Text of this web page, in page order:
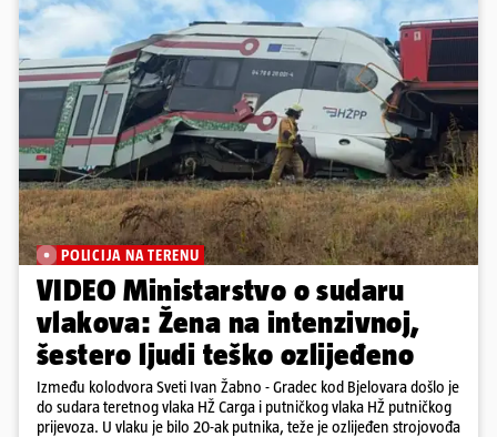
POLICIJA NA TERENU
VIDEO Ministarstvo o sudaru
vlakova: Žena na intenzivnoj,
šestero ljudi teško ozlijeđeno
Između kolodvora Sveti Ivan Žabno - Gradec kod Bjelovara došlo je
do sudara teretnog vlaka HŽ Carga i putničkog vlaka HŽ putničkog
prijevoza. U vlaku je bilo 20-ak putnika, teže je ozlijeđen strojovođa